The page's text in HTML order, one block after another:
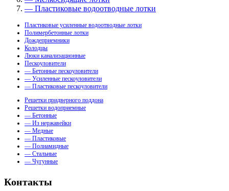
— Пластиковые водоотводные лотки
Пластиковые усиленные водоотводные лотки
Полимербетонные лотки
Дождеприемники
Колодцы
Люки канализационные
Пескоуловители
— Бетонные пескоуловители
— Усиленные пескоуловители
— Пластиковые пескоуловители
Решетки придверного поддона
Решетки водоприемные
— Бетонные
— Из нержавейки
— Медные
— Пластиковые
— Полиамидные
— Стальные
— Чугунные
Контакты